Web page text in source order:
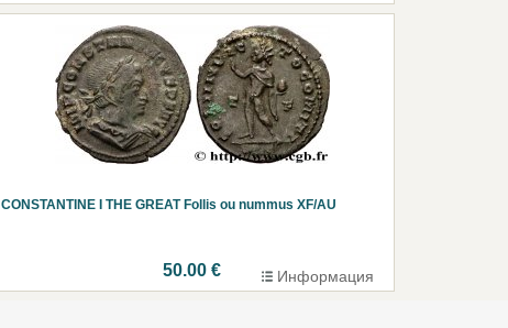
CONSTANTINE I THE GREAT Follis ou nummus XF/AU
50.00 € Информация